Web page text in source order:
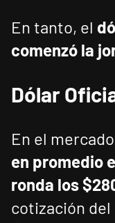
En tanto, el
comenzó la
Dólar
En el
en promedio
ronda los
cotización del